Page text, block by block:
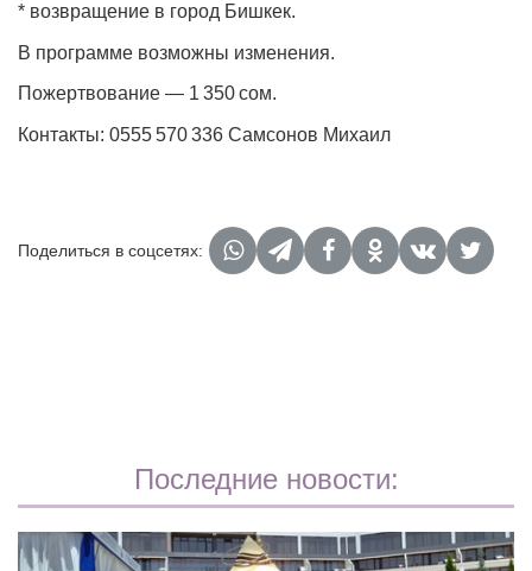
* возвращение в город Бишкек.
В программе возможны изменения.
Пожертвование — 1 350 сом.
Контакты: 0555 570 336 Самсонов Михаил
Поделиться в соцсетях:
Последние новости: